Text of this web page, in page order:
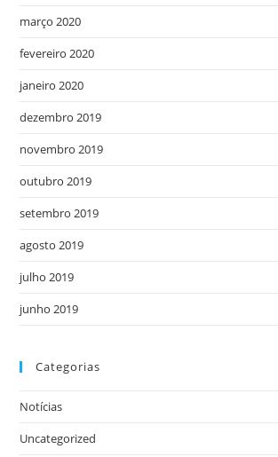
março 2020
fevereiro 2020
janeiro 2020
dezembro 2019
novembro 2019
outubro 2019
setembro 2019
agosto 2019
julho 2019
junho 2019
Categorias
Notícias
Uncategorized